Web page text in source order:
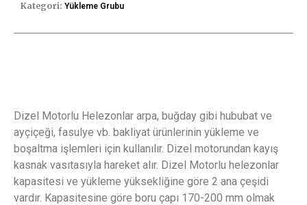
Kategori: Yükleme Grubu
Dizel Motorlu Helezonlar arpa, buğday gibi hububat ve
ayçiçeği, fasulye vb. bakliyat ürünlerinin yükleme ve
boşaltma işlemleri için kullanılır. Dizel motorundan kayış
kasnak vasıtasıyla hareket alır. Dizel Motorlu helezonlar
kapasitesi ve yükleme yüksekliğine göre 2 ana çeşidi
vardır. Kapasitesine göre boru çapı 170-200 mm olmak